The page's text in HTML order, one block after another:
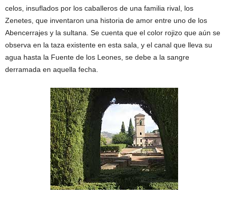
celos, insuflados por los caballeros de una familia rival, los
Zenetes, que inventaron una historia de amor entre uno de los
Abencerrajes y la sultana. Se cuenta que el color rojizo que aún se
observa en la taza existente en esta sala, y el canal que lleva su
agua hasta la Fuente de los Leones, se debe a la sangre
derramada en aquella fecha.